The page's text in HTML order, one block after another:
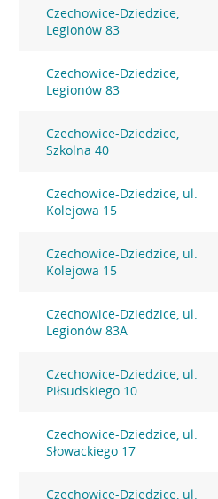
Czechowice-Dziedzice,
Legionów 83
Czechowice-Dziedzice,
Legionów 83
Czechowice-Dziedzice,
Szkolna 40
Czechowice-Dziedzice, ul.
Kolejowa 15
Czechowice-Dziedzice, ul.
Kolejowa 15
Czechowice-Dziedzice, ul.
Legionów 83A
Czechowice-Dziedzice, ul.
Piłsudskiego 10
Czechowice-Dziedzice, ul.
Słowackiego 17
Czechowice-Dziedzice, ul.